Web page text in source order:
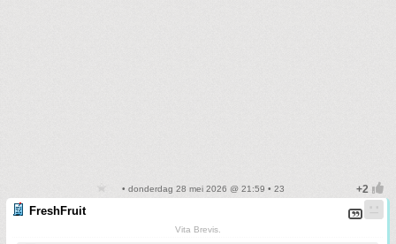
• donderdag 28 mei 2026 @ 21:59 • 23
FreshFruit
Vita Brevis.